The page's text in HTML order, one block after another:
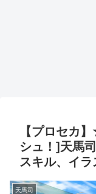
【プロセカ
シュ！]天馬
スキル、イ
天馬司